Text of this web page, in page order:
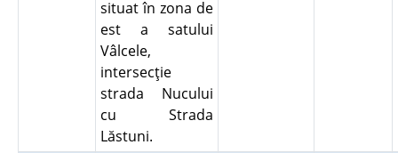
situat în zona de
est a satului
Vâlcele,
intersecţie
strada Nucului
cu Strada
Lăstuni.